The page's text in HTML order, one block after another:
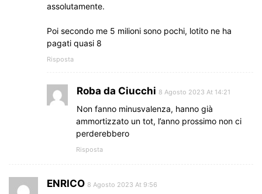
assolutamente.
Poi secondo me 5 milioni sono pochi, lotito ne ha
pagati quasi 8
Risposta
Roba da Ciucchi 8 Agosto 2023 At 14:21
Non fanno minusvalenza, hanno già
ammortizzato un tot, l’anno prossimo non ci
perderebbero
Risposta
ENRICO 8 Agosto 2023 At 9:56